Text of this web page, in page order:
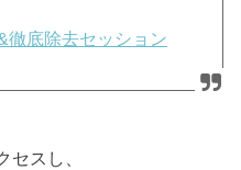
徹底除去セッション
セスし、